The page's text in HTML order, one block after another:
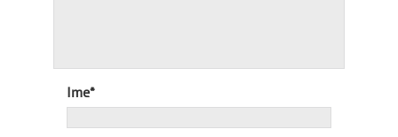
Ime*